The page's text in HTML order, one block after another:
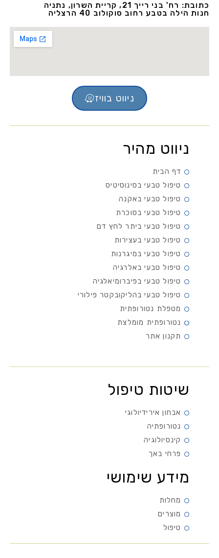
כתובת: רח' בני רייך 21, קריית השרון, נתניה
חנות הילה בטבע רחוב סוקולוב 40 הרצליה
ניווט בוויז
ניווט מהיר
דף הבית
טיפול טבעי בסינוסיטיס
טיפול טבעי באקנה
טיפול טבעי בסוכרת
טיפול טבעי ביתר לחץ דם
טיפול טבעי בעצירות
טיפול טבעי במיגרנות
טיפול טבעי באלרגיה
טיפול טבעי בפיברומיאלגיה
טיפול טבעי בהליקובקטר פילורי
מטפלת נטורופתית
נטורופתית מומלצת
תקנון אתר
שיטות טיפול
אבחון אירידיולוגי
נטורופתיה
קינסיולוגיה
פרחי באך
מידע שימושי
מחלות
מוצרים
טיפול